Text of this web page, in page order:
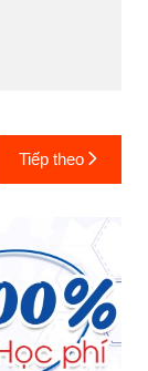
Tiếp theo